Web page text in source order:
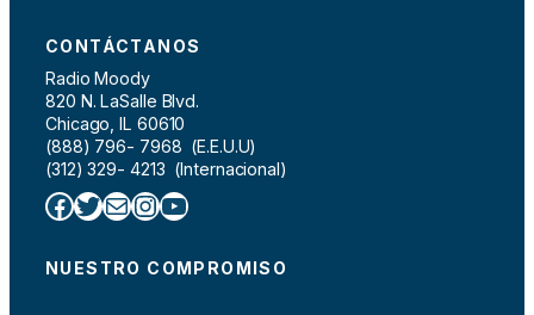
CONTÁCTANOS
Radio Moody
820 N. LaSalle Blvd.
Chicago, IL 60610
(888) 796- 7968 (E.E.U.U)
(312) 329- 4213 (Internacional)
Facebook Twitter Correo electrónico InstagramYouTube
NUESTRO COMPROMISO